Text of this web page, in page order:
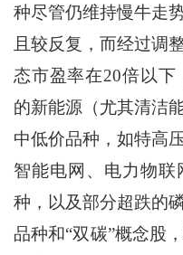
种尽管仍维持慢牛走
且较反复，而经过调
态市盈率在20倍以下
的新能源（尤其清洁
中低价品种，如特高
智能电网、电力物联
种，以及部分超跌的
品种和“双碳”概念股